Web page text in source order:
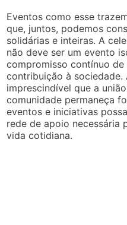
Eventos como esse
que, juntos, podemos
solidárias e inteiras. A
não deve ser um evento
compromisso contínuo
contribuição à
imprescindível que a
comunidade permaneça
eventos e iniciativas
rede de apoio necessária
vida cotidiana.